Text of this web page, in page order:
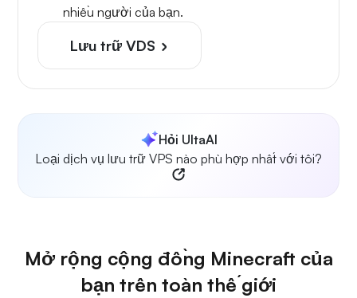
nhiều người của bạn.
Lưu trữ VDS
Hỏi UltaAI
Loại dịch vụ lưu trữ VPS nào phù hợp nhất với tôi?
Mở rộng cộng đồng Minecraft của
bạn trên toàn thế giới